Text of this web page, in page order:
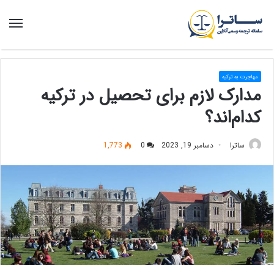
منو
مهاجرت به ترکیه
مدارک لازم برای تحصیل در ترکیه
کدام‌اند؟
ساترا دسامبر 19, 2023 0
1,773